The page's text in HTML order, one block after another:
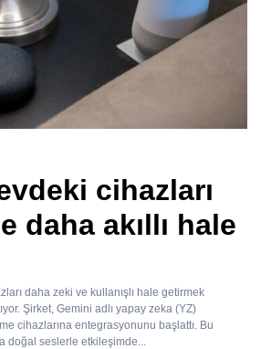
cihazları
daha akıllı hale
daha zeki ve kullanışlı hale getirmek
Şirket, Gemini adlı yapay zeka (YZ)
cihazlarına entegrasyonunu başlattı. Bu
doğal seslerle etkileşimde...